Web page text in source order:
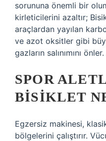
sorununa önemli bir
kirleticilerini azaltır;
araçlardan yayılan
ve azot oksitler gibi
gazların salınımını önler.
SPOR
BISIKLET
Egzersiz makinesi,
bölgelerini çalıştırır.